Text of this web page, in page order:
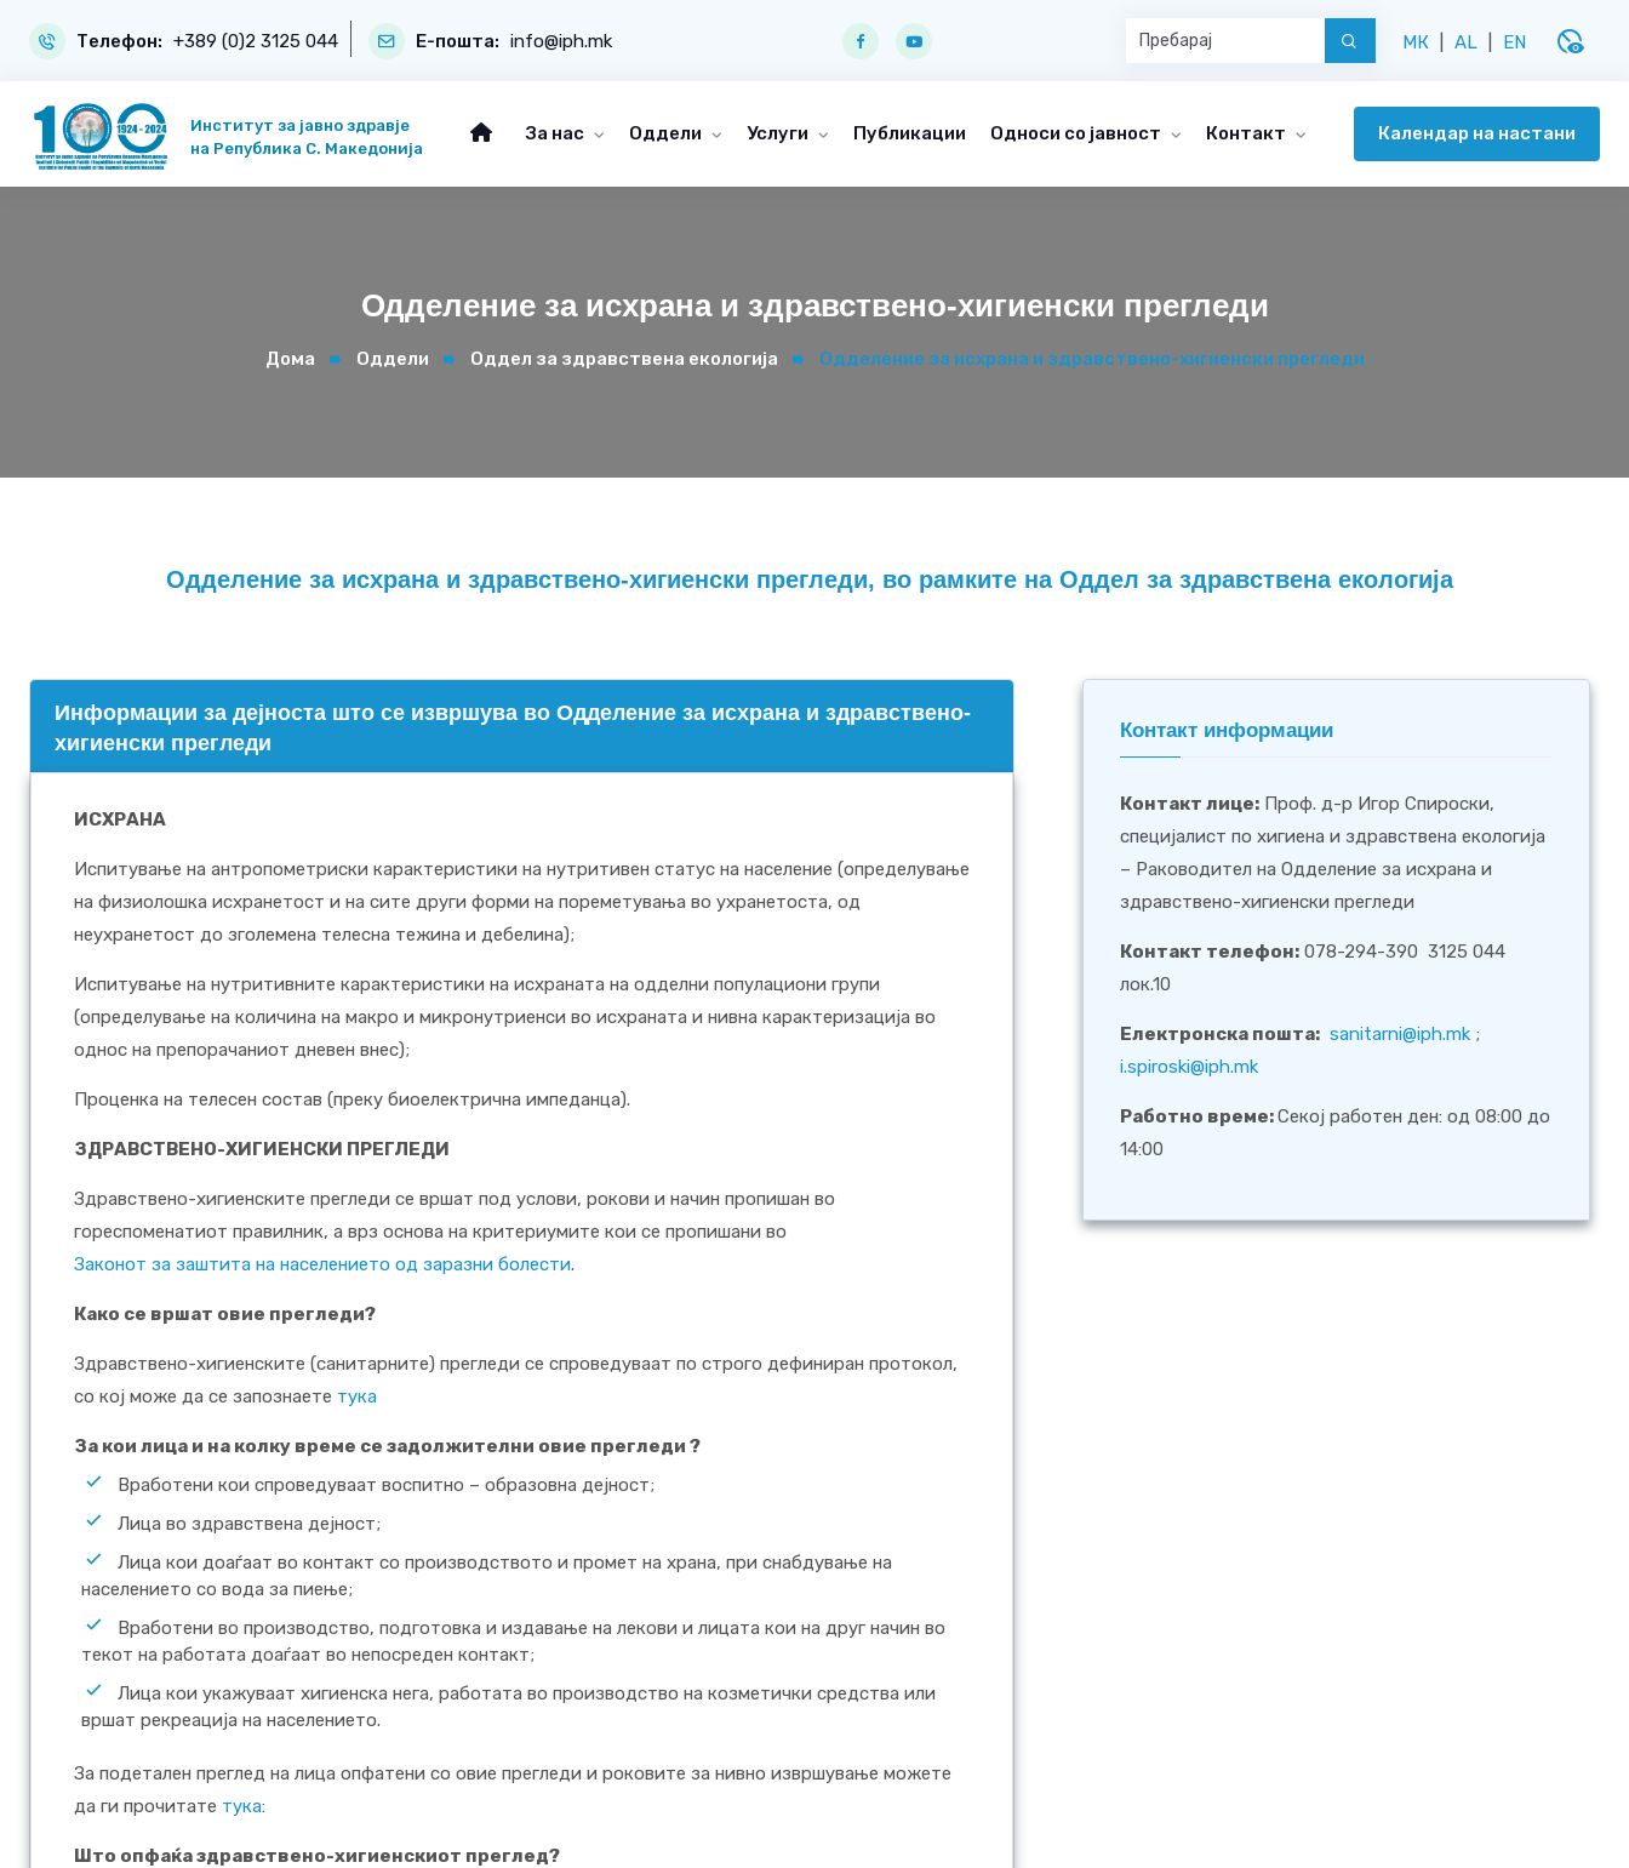
Телефон: +389 (0)2 3125 044 Е-пошта: info@iph.mk МК AL EN disabled_visible
Институт за јавно здравје
на Република С. Македонија
За нас Оддели Услуги Публикации Односи со јавност Контакт Календар на настани
Одделение за исхрана и здравствено-хигиенски прегледи
Дома Оддели Оддел за здравствена екологија Одделение за исхрана и здравствено-хигиенски прегледи
Одделение за исхрана и здравствено-хигиенски прегледи, во рамките на Оддел за здравствена екологија
Информации за дејноста што се извршува во Одделение за исхрана и здравствено-
хигиенски прегледи
ИСХРАНА
Испитување на антропометриски карактеристики на нутритивен статус на население (определување
на физиолошка исхранетост и на сите други форми на пореметувања во ухранетоста, од
неухранетост до зголемена телесна тежина и дебелина);
Испитување на нутритивните карактеристики на исхраната на одделни популациони групи
(определување на количина на макро и микронутриенси во исхраната и нивна карактеризација во
однос на препорачаниот дневен внес);
Проценка на телесен состав (преку биоелектрична импеданца).
ЗДРАВСТВЕНО-ХИГИЕНСКИ ПРЕГЛЕДИ
Здравствено-хигиенските прегледи се вршат под услови, рокови и начин пропишан во
гореспоменатиот правилник, а врз основа на критериумите кои се пропишани во
Законот за заштита на населението од заразни болести.
Како се вршат овие прегледи?
Здравствено-хигиенските (санитарните) прегледи се спроведуваат по строго дефиниран протокол,
со кој може да се запознаете тука
За кои лица и на колку време се задолжителни овие прегледи ?
Вработени кои спроведуваат воспитно – образовна дејност;
Лица во здравствена дејност;
Лица кои доаѓаат во контакт со производството и промет на храна, при снабдување на
населението со вода за пиење;
Вработени во производство, подготовка и издавање на лекови и лицата кои на друг начин во
текот на работата доаѓаат во непосреден контакт;
Лица кои укажуваат хигиенска нега, работата во производство на козметички средства или
вршат рекреација на населението.
За подетален преглед на лица опфатени со овие прегледи и роковите за нивно извршување можете
да ги прочитате тука:
Што опфаќа здравствено-хигиенскиот преглед?
Контакт информации
Контакт лице: Проф. д-р Игор Спироски,
специјалист по хигиена и здравствена екологија
– Раководител на Одделение за исхрана и
здравствено-хигиенски прегледи
Контакт телефон: 078-294-390 3125 044
лок.10
Електронска пошта: sanitarni@iph.mk ;
i.spiroski@iph.mk
Работно време:Секој работен ден: од 08:00 до
14:00